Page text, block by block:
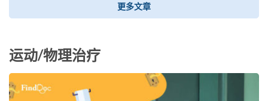
更多文章
运动/物理治疗